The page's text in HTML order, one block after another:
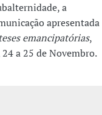
a
apresentada
emancipatórias,
a 25 de Novembro.